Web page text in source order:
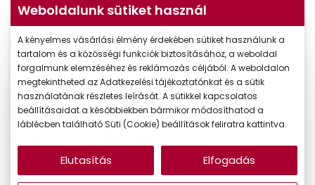
-50%
8.995 Ft
Weboldalunk sütiket használ
A kényelmes vásárlási élmény érdekében sütiket használunk a
tartalom és a közösségi funkciók biztosításához, a weboldal
forgalmunk elemzéséhez és reklámozás céljából. A weboldalon
megtekintheted az Adatkezelési tájékoztatónkat és a sütik
használatának részletes leírását. A sütikkel kapcsolatos
beállításaidat a későbbiekben bármikor módosíthatod a
láblécben található Süti (Cookie) beállítások feliratra kattintva.
Elutasítás Elfogadás